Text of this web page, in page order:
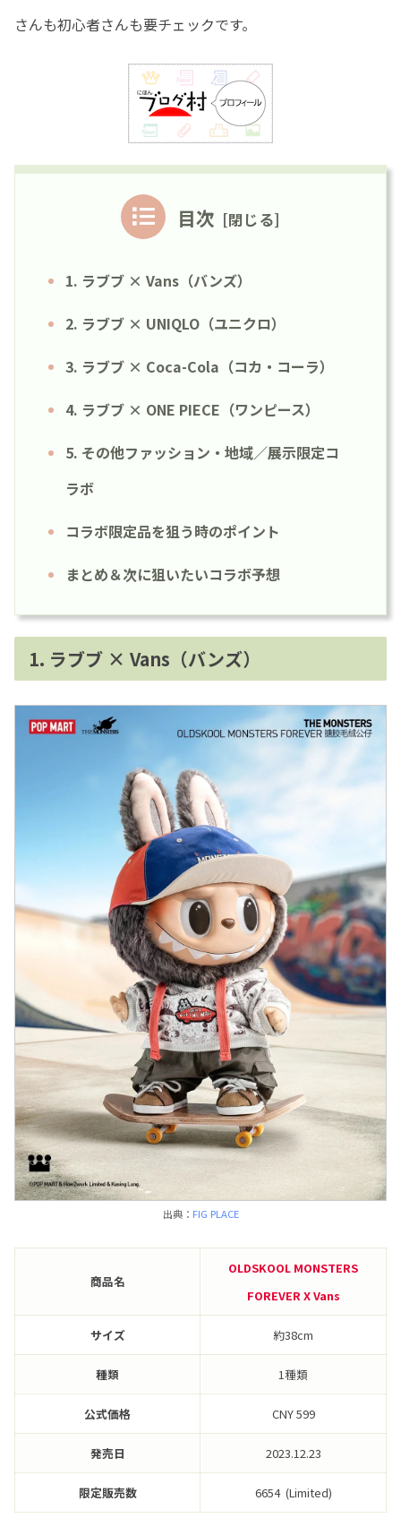
さんも初心者さんも要チェックです。
目次
1. ラブブ × Vans（バンズ）
2. ラブブ × UNIQLO（ユニクロ）
3. ラブブ × Coca-Cola（コカ・コーラ）
4. ラブブ × ONE PIECE（ワンピース）
5. その他ファッション・地域／展示限定コ
ラボ
コラボ限定品を狙う時のポイント
まとめ＆次に狙いたいコラボ予想
1. ラブブ × Vans（バンズ）
出典： FIG PLACE
商品名
OLDSKOOL MONSTERS
FOREVER X Vans
サイズ 約38cm
種類 1種類
公式価格 CNY 599
発売日 2023.12.23
限定販売数 6654 (Limited)